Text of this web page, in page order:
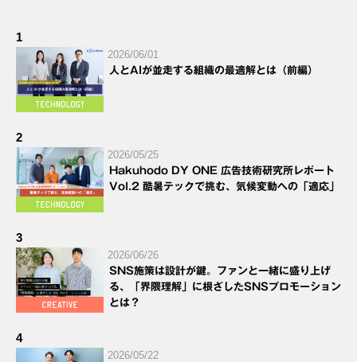
1
2026/06/01
人とAIが並走する組織の最適解とは（前編）
2
2026/05/25
Hakuhodo DY ONE 広告技術研究所レポート
Vol.2 酷暑テックで挑む、気候変動への「適応」
3
2026/06/26
SNS施策は設計が鍵。ファンと一緒に盛り上げ
る、「界隈理解」に根ざしたSNSプロモーション
とは？
4
2026/05/22